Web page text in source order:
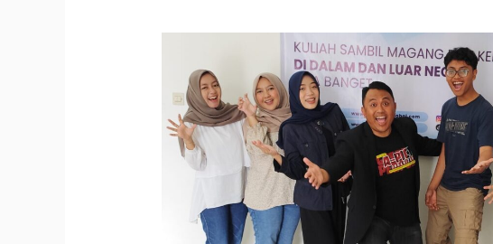
Unggulan
Apict
Academy:
Tempat
Belajar
Komunikasi